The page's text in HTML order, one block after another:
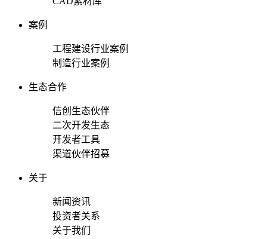
案例
工程建设行业案例
制造行业案例
生态合作
信创生态伙伴
二次开发生态
开发者工具
渠道伙伴招募
关于
新闻资讯
投资者关系
关于我们